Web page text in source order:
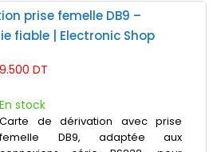
prise femelle DB9 –
fiable | Electronic Shop
9.500 DT
En stock
Carte de dérivation avec prise
femelle DB9, adaptée aux